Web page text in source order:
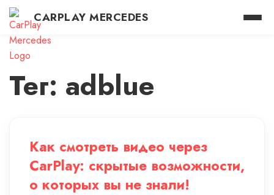
CARPLAY MERCEDES
Тег: adblue
Как смотреть видео через
CarPlay: скрытые возможности,
о которых вы не знали!